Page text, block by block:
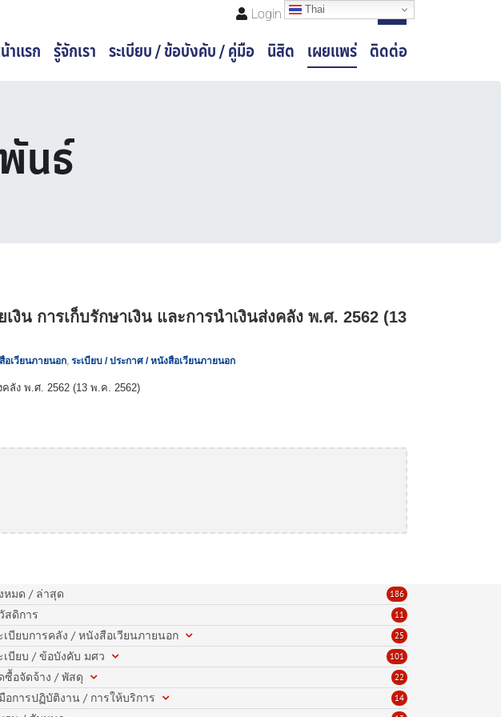
Register
Login
าแรก รู้จักเรา ระเบียบ / ข้อบังคับ / คู่มือ นิสิต เผยแพร่ ติดต่อ
นธ์
งิน การเก็บรักษาเงิน และการนำเงินส่งคลัง พ.ศ. 2562 (13
อเวียนภายนอก, ระเบียบ / ประกาศ / หนังสือเวียนภายนอก
คลัง พ.ศ. 2562 (13 พ.ค. 2562)
186
หมด / ล่าสุด
11
สดิการ
25
เบียบการคลัง / หนังสือเวียนภายนอก
101
เบียบ / ข้อบังคับ มศว
22
ซื้อจัดจ้าง / พัสดุ
14
อการปฏิบัติงาน / การให้บริการ
Thai